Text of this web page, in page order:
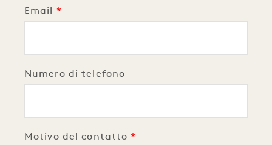
Email
Numero di telefono
Motivo del contatto